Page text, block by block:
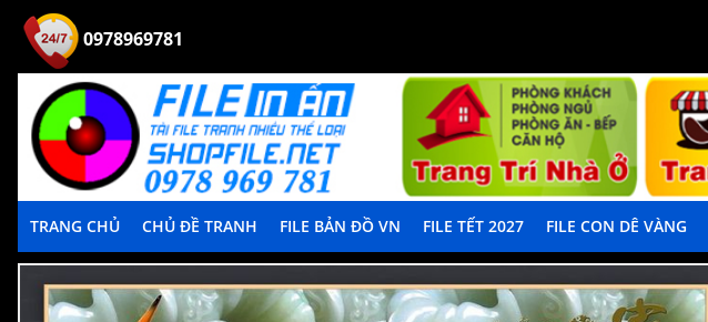
0978969781
TRANG CHỦ CHỦ ĐỀ TRANH FILE BẢN ĐỒ VN FILE TẾT 2027 FILE CON DÊ VÀNG